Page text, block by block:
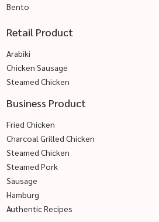
Bento
Retail Product
Arabiki
Chicken Sausage
Steamed Chicken
Business Product
Fried Chicken
Charcoal Grilled Chicken
Steamed Chicken
Steamed Pork
Sausage
Hamburg
Authentic Recipes